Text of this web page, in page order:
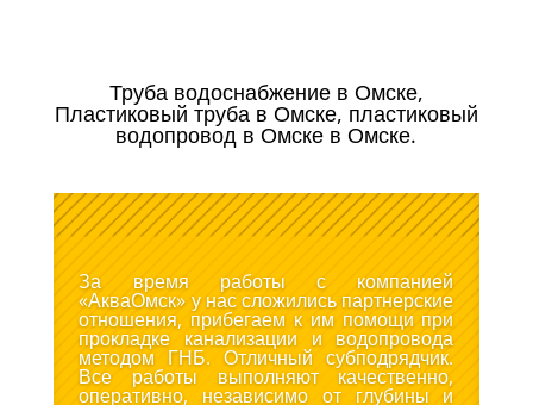
Труба водоснабжение в Омске,
Пластиковый труба в Омске, пластиковый
водопровод в Омске в Омске.
За время работы с компанией
«АкваОмск» у нас сложились партнерские
отношения, прибегаем к им помощи при
прокладке канализации и водопровода
методом ГНБ. Отличный субподрядчик.
Все работы выполняют качественно,
оперативно, независимо от глубины и